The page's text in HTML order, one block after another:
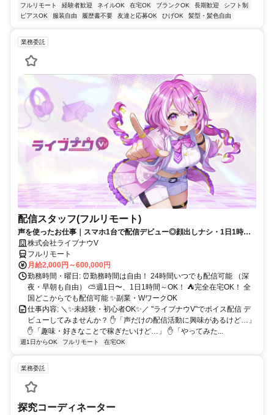
フルリモート 経験者歓迎 ネイルOK 在宅OK ブランクOK 長期歓迎
シフト制
ピアスOK
服装自由 履歴書不要 友達と応募OK ひげOK 髪型・髪色自由
業務委託
配信スタッフ(フルリモート)
声を使ったお仕事｜スマホ1台で配信デビュー◎顔出しナシ・1日1時間
～OK♪
株式会社ライブナウV
フルリモート
月給2,000円～600,000円
勤務時間・曜日: ⏰勤務時間は自由！ 24時間いつでも配信可能 （深
夜・早朝も自由） ⛅週1日〜、1日1時間～OK！ ⛺完全在宅OK！ 全
国どこからでも配信可能 ✨副業・WワークOK
仕事内容: ＼✨未経験・初心者OK✨／ "ライブナウV"でボイス配信 デ
ビューしてみませんか？ ✋「声だけの配信活動に興味があるけど…」
✋「趣味・好きなことで稼ぎたいけど…」 ✋「やってみた...
週1日からOK フルリモート 在宅OK
業務委託
探究コーディネーター